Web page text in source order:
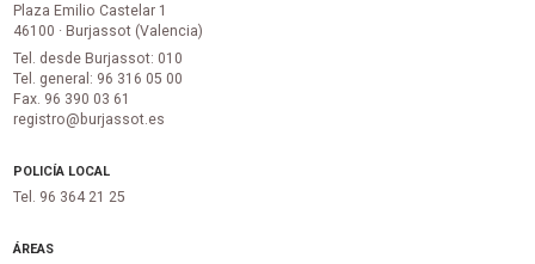
Plaza Emilio Castelar 1
46100 · Burjassot (Valencia)
Tel. desde Burjassot: 010
Tel. general: 96 316 05 00
Fax. 96 390 03 61
registro@burjassot.es
POLICÍA LOCAL
Tel. 96 364 21 25
ÁREAS